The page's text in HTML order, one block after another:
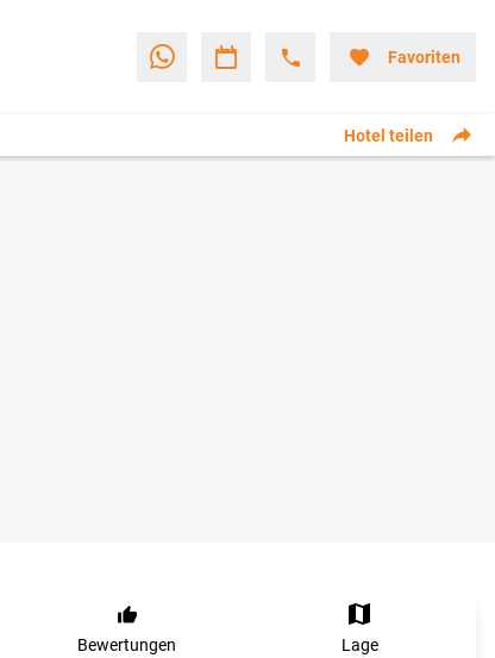
Favoriten
Hotel teilen
Bewertungen Lage